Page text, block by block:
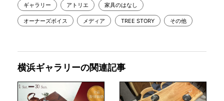
ギャラリー アトリエ 家具のはなし
オーナーズボイス メディア TREE STORY その他
横浜ギャラリーの関連記事